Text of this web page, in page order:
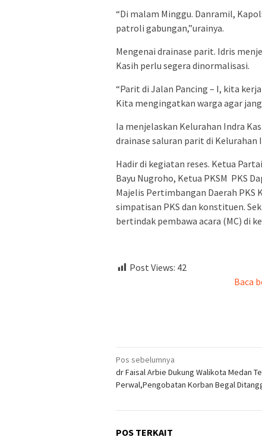
“Di malam Minggu. Danramil,
patroli gabungan,”urainya.
Mengenai drainase parit. Idris
Kasih perlu segera dinormalisasi.
“Parit di Jalan Pancing – I, kita
Kita mengingatkan warga agar
Ia menjelaskan Kelurahan Indra
drainase saluran parit di Kelurahan
Hadir di kegiatan reses. Ketua
Bayu Nugroho, Ketua PKSM PKS
Majelis Pertimbangan Daerah PKS
simpatisan PKS dan konstituen.
bertindak pembawa acara (MC) di
Post Views: 42
Baca
Navigasi
pos
Pos sebelumnya
dr Faisal Arbie Dukung Walikota Medan
Perwal,Pengobatan Korban Begal
POS TERKAIT